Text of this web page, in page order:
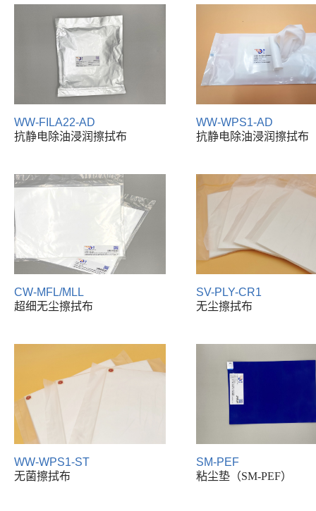
WW-FILA22-AD
抗静电除油浸润擦拭布
WW-WPS1-AD
抗静电除油浸润擦拭布
CW-MFL/MLL
超细无尘擦拭布
SV-PLY-CR1
无尘擦拭布
WW-WPS1-ST
无菌擦拭布
SM-PEF
粘尘垫（SM-PEF）